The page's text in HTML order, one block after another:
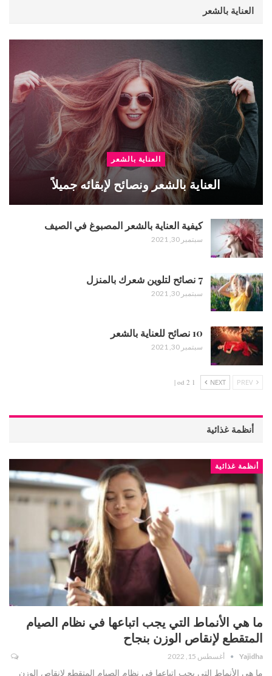
العناية بالشعر
العناية بالشعر
العناية بالشعر ونصائح لإبقائه جميلاً
كيفية العناية بالشعر المصبوغ في الصيف
سبتمبر 30, 2021
7 نصائح لتلوين شعرك بالمنزل
سبتمبر 30, 2021
10 نصائح للعناية بالشعر
سبتمبر 30, 2021
NEXT
1 od 2 |
أنظمة غذائية
أنظمة غذائية
ما هي الأنماط التي يجب اتباعها في نظام الصيام
المتقطع لإنقاص الوزن بنجاح
Yajidha أغسطس 15, 2022
ما هي الأنماط التي يجب اتباعها في نظام الصيام المتقطع لإنقاص الوزن